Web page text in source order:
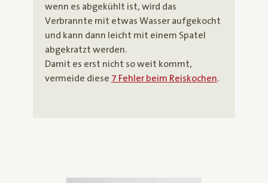
wenn es abgekühlt ist, wird das
Verbrannte mit etwas Wasser aufgekocht
und kann dann leicht mit einem Spatel
abgekratzt werden.
Damit es erst nicht so weit kommt,
vermeide diese 7 Fehler beim Reiskochen.